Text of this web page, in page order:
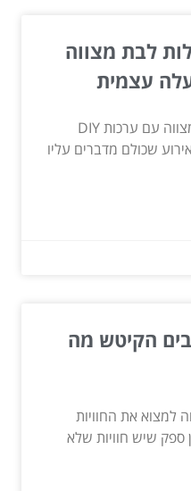
לבת מצווה
סדנאות יצירה והפעלות לבת מצווה עם ערכות DIY
שכולם מדברים עליו
הקיטש מה
למצוא את החוויות
ספק שיש חוויות שלא